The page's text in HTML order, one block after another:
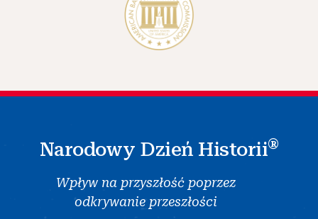
Narodowy Dzień Historii®
Wpływ na przyszłość poprzez
odkrywanie przeszłości